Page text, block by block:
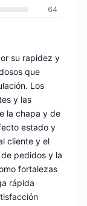
64
su rapidez y
que
Los
y las
la chapa y de
estado y
cliente y el
pedidos y la
fortalezas
rápida